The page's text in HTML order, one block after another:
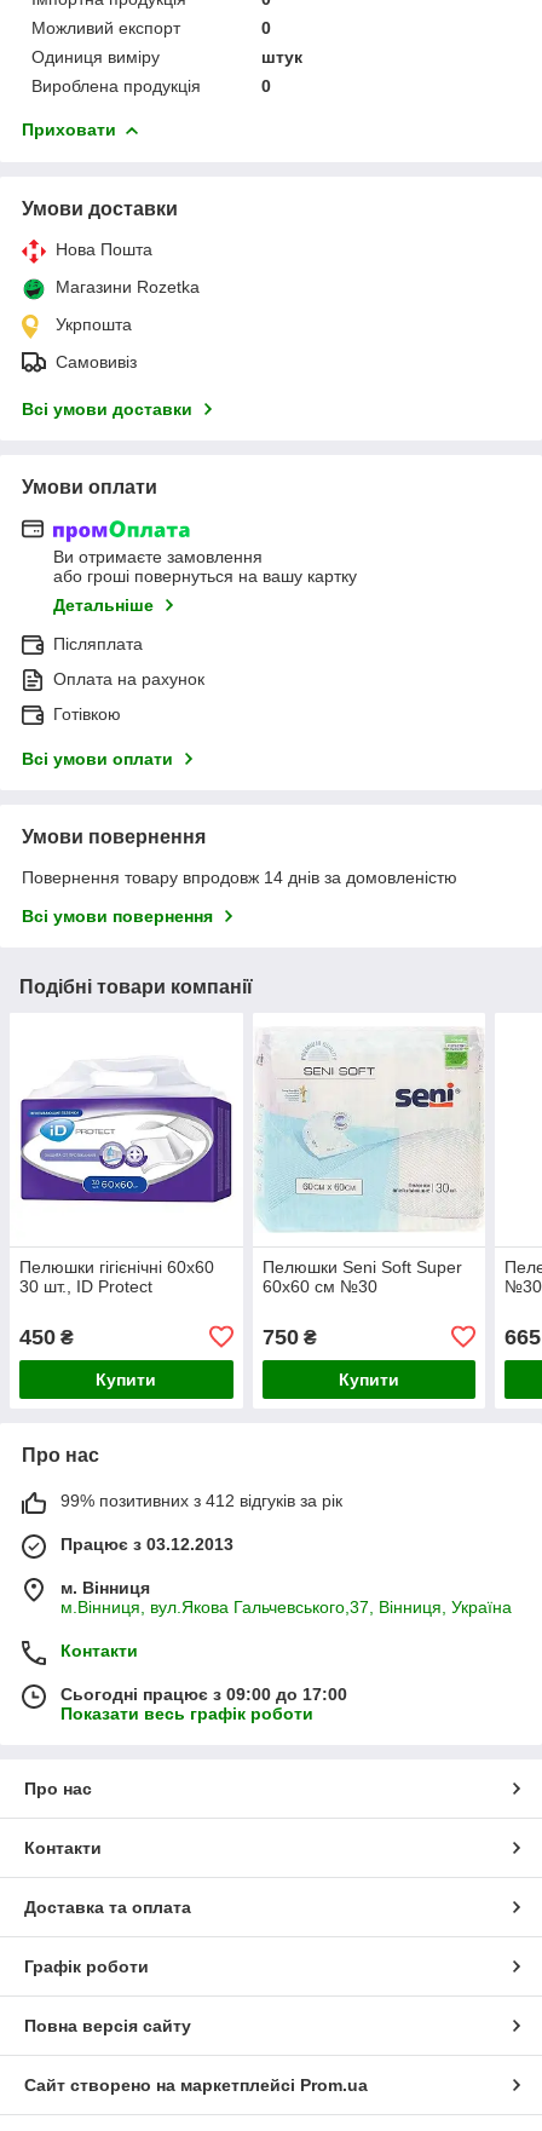
Можливий експорт
0
Одиниця виміру
штук
Вироблена продукція
0
Приховати
Умови доставки
Нова Пошта
Магазини Rozetka
Укрпошта
Самовивіз
Всі умови доставки
Умови оплати
Ви отримаєте замовлення
або гроші повернуться на вашу картку
Детальніше
Післяплата
Оплата на рахунок
Готівкою
Всі умови оплати
Умови повернення
Повернення товару впродовж 14 днів за домовленістю
Всі умови повернення
Подібні товари компанії
Пелюшки гігієнічні 60х60
30 шт., ID Protect
450 ₴
Купити
Пелюшки Seni Soft Super
60х60 см №30
750₴
Купити
№30
665
Про нас
99% позитивних з 412 відгуків за рік
Працює з 03.12.2013
м. Вінниця
м.Вінниця, вул.Якова Гальчевського,37, Вінниця, Україна
Контакти
Сьогодні працює з 09:00 до 17:00
Показати весь графік роботи
Про нас
Контакти
Доставка та оплата
Графік роботи
Повна версія сайту
Сайт створено на маркетплейсі Prom.ua